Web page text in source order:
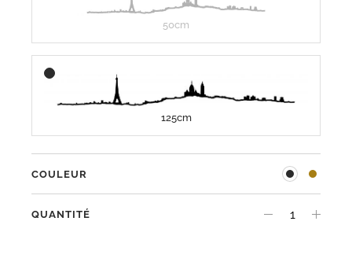
50cm
125cm
COULEUR
QUANTITÉ